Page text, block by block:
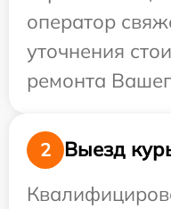
оператор
уточнения
ремонта
2
Выезд